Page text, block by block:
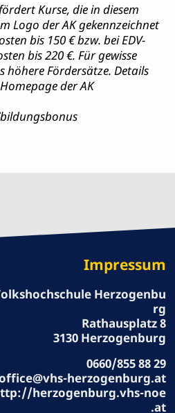
Kurse, die in diesem
Logo der AK gekennzeichnet
bis 150 € bzw. bei EDV-
bis 220 €. Für gewisse
höhere Fördersätze. Details
der AK
Impressum
Herzogenbu
rg
Rathausplatz 8
3130 Herzogenburg
0660/855 88 29
herzogenburg.at
herzogenburg.vhs-noe
.at